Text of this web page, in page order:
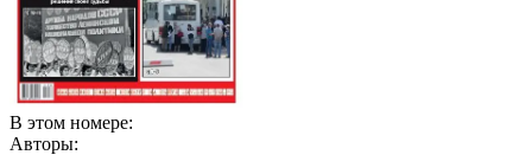
В этом номере:
Авторы: